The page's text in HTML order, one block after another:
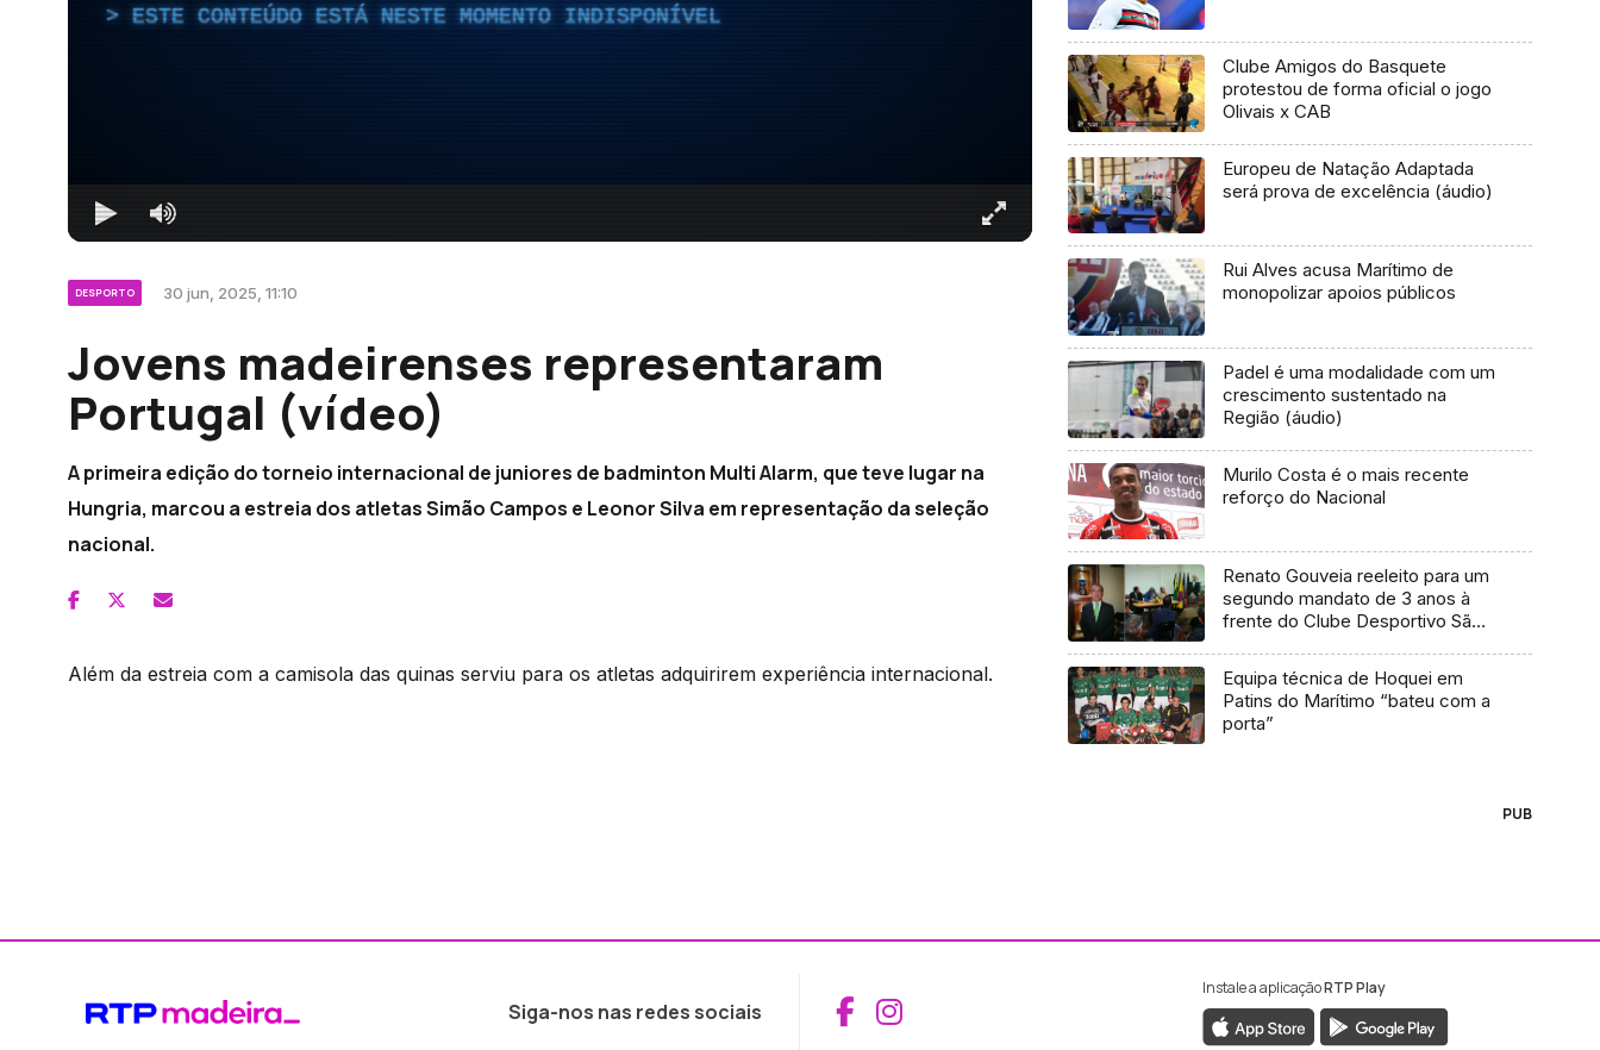
ESTE CONTEÚDO ESTÁ NESTE MOMENTO INDISPONÍVEL
DESPORTO 30 jun, 2025, 11:10
Jovens madeirenses representaram
Portugal (vídeo)
A primeira edição do torneio internacional de juniores de badminton Multi Alarm, que teve lugar na
Hungria, marcou a estreia dos atletas Simão Campos e Leonor Silva em representação da seleção
nacional.
Além da estreia com a camisola das quinas serviu para os atletas adquirirem experiência internacional.
Clube Amigos do Basquete
protestou de forma oficial o jogo
Olivais x CAB
Europeu de Natação Adaptada
será prova de excelência (áudio)
Rui Alves acusa Marítimo de
monopolizar apoios públicos
Padel é uma modalidade com um
crescimento sustentado na
Região (áudio)
Murilo Costa é o mais recente
reforço do Nacional
Renato Gouveia reeleito para um
segundo mandato de 3 anos à
frente do Clube Desportivo São
Equipa técnica de Hoquei em
Patins do Marítimo “bateu com a
porta”
PUB
Siga-nos nas redes sociais Aceder ao Facebook da RTP Madeira
Aceder ao Instagram da RTP Madeira
Instale a aplicaçãoRTP Play